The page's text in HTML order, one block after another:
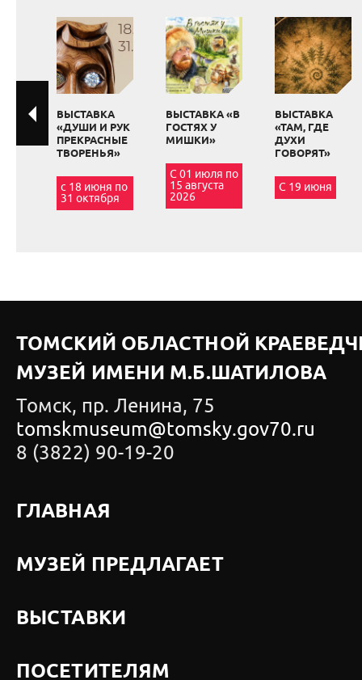
ВЫСТАВКА
«ДУШИ И РУК
ПРЕКРАСНЫЕ
ТВОРЕНЬЯ»
с 18 июня по
31 октября
ВЫСТАВКА «В
ГОСТЯХ У
МИШКИ»
С 01 июля по
15 августа
2026
ВЫСТАВКА
«ТАМ, ГДЕ
ДУХИ
ГОВОРЯТ»
С 19 июня
ТОМСКИЙ ОБЛАСТНОЙ
МУЗЕЙ ИМЕНИ М.Б.ШАТИЛОВА
Томск, пр. Ленина, 75
tomskmuseum@tomsky.gov70.ru
8 (3822) 90-19-20
ГЛАВНАЯ
МУЗЕЙ ПРЕДЛАГАЕТ
ВЫСТАВКИ
ПОСЕТИТЕЛЯМ